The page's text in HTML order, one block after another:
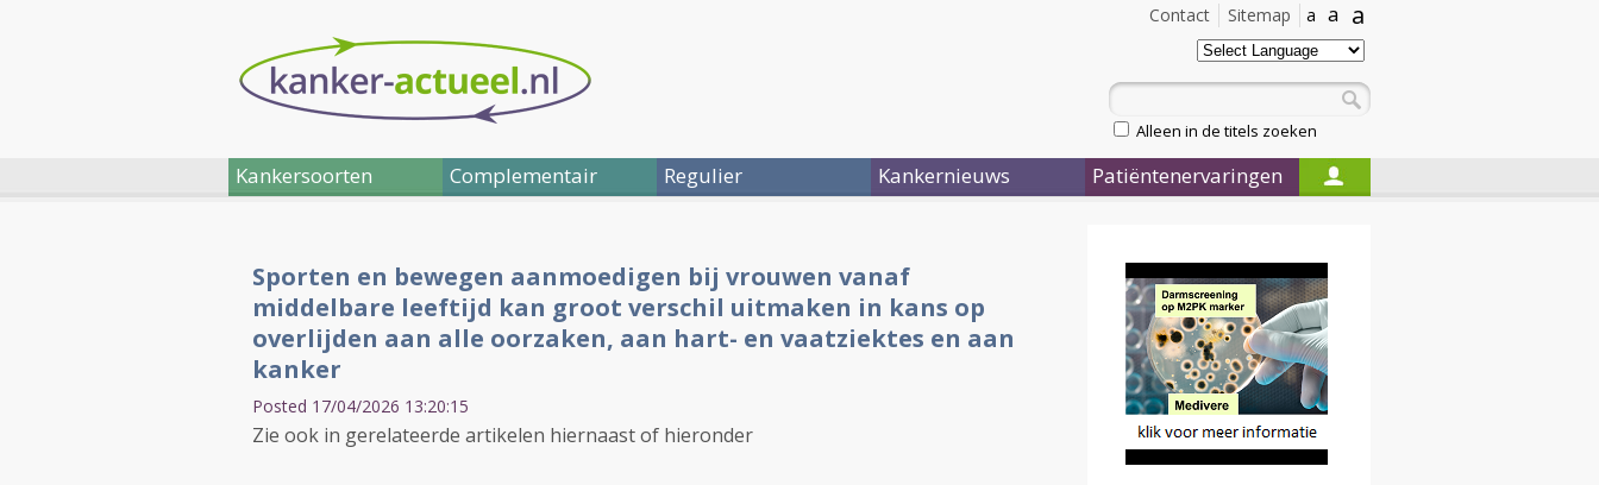
a
a
a
Sitemap
Contact
Alleen in de titels zoeken
Kankersoorten Complementair Regulier Kankernieuws Patiëntenervaringen
Sporten en bewegen aanmoedigen bij vrouwen vanaf
middelbare leeftijd kan groot verschil uitmaken in kans op
overlijden aan alle oorzaken, aan hart- en vaatziektes en aan
kanker
Posted 17/04/2026 13:20:15
Zie ook in gerelateerde artikelen hiernaast of hieronder